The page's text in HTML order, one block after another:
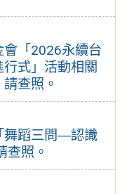
「2026永續台
式」活動相關
查照。
舞蹈三問―認識
查照。